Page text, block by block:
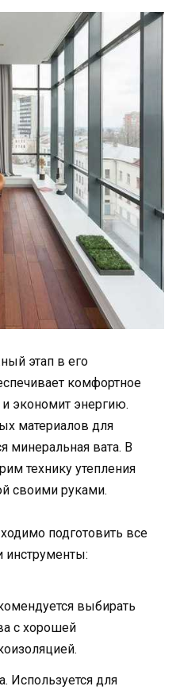
этап в его
комфортное
экономит энергию.
материалов для
минеральная вата. В
технику утепления
своими руками.
подготовить все
выбирать
с хорошей
Используется для